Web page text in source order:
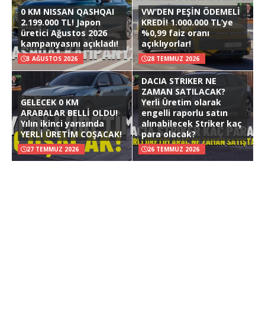
0 KM NISSAN QASHQAI
2.199.000 TL! Japon
üretici Ağustos 2026
kampanyasını açıkladı!
3 AĞUSTOS 2026
VW’DEN PEŞİN ÖDEMELİ
KREDİ! 1.000.000 TL’ye
%0,99 faiz oranı
açıklıyorlar!
28 TEMMUZ 2026
GELECEK 0 KM
ARABALAR BELLİ OLDU!
Yılın ikinci yarısında
YERLİ ÜRETİM COŞACAK!
27 TEMMUZ 2026
DACIA STRIKER NE
ZAMAN SATILACAK?
Yerli Üretim olarak
engelli raporlu satın
alınabilecek Striker kaç
para olacak?
26 TEMMUZ 2026